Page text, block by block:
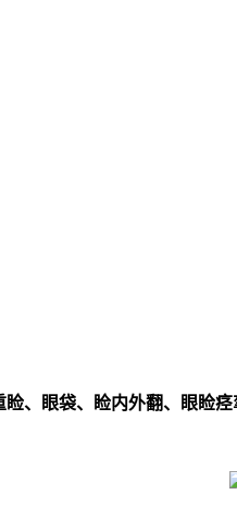
、眼袋、睑内外翻、眼睑